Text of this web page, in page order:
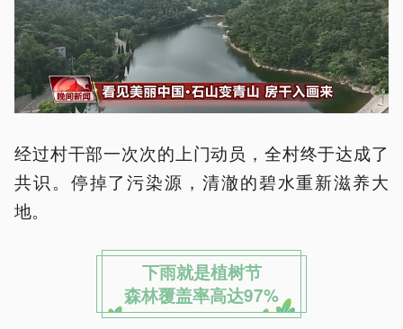
经过村干部一次次的上门动员，全村终于达成了
共识。停掉了污染源，清澈的碧水重新滋养大
地。
下雨就是植树节
森林覆盖率高达97%